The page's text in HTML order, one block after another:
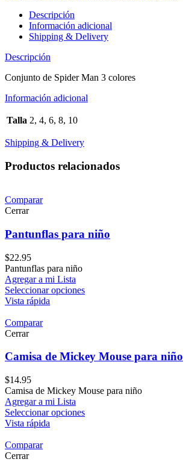
Descripción
Información adicional
Shipping & Delivery
Descripción
Conjunto de Spider Man 3 colores
Información adicional
Talla 2, 4, 6, 8, 10
Shipping & Delivery
Productos relacionados
Comparar
Cerrar
Pantunflas para niño
$22.95
Pantunflas para niño
Agregar a mi Lista
Seleccionar opciones
Vista rápida
Comparar
Cerrar
Camisa de Mickey Mouse para niño
$14.95
Camisa de Mickey Mouse para niño
Agregar a mi Lista
Seleccionar opciones
Vista rápida
Comparar
Cerrar